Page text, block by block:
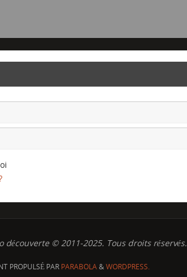
découverte © 2011-2025. Tous droits réservés.
PROPULSÉ PAR PARABOLA&WORDPRESS.